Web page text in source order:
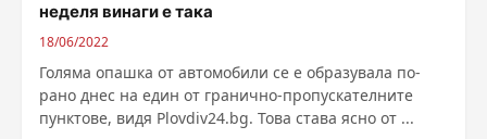
неделя винаги е така
18/06/2022
Голяма опашка от автомобили се е образувала по-
рано днес на един от гранично-пропускателните
пунктове, видя Plovdiv24.bg. Това става ясно от ...